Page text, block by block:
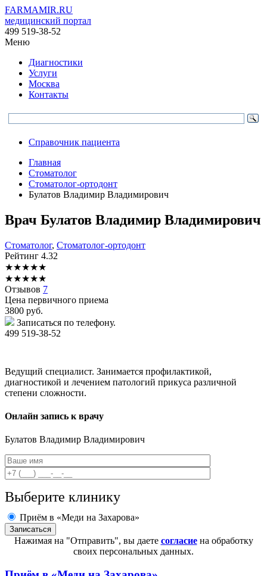
FARMAMIR.RU
медицинский портал
499 519-38-52
Меню
Диагностики
Услуги
Москва
Контакты
Справочник пациента
Главная
Стоматолог
Стоматолог-ортодонт
Булатов Владимир Владимирович
Врач Булатов Владимир Владимирович
Стоматолог, Стоматолог-ортодонт
Рейтинг 4.32
★★★★★
★★★★★
Отзывов 7
Цена первичного приема
3800 руб.
Записаться по телефону.
499 519-38-52
Ведущий специалист. Занимается профилактикой,
диагностикой и лечением патологий прикуса различной
степени сложности.
Онлайн запись к врачу
Булатов Владимир Владимирович
Выберите клинику
Приём в «Меди на Захарова»
Нажимая на "Отправить", вы даете согласиена обработку
своих персональных данных.